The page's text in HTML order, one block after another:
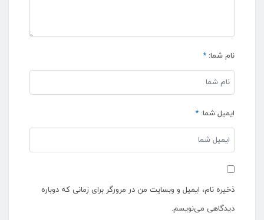
نام شما: *
ایمیل شما: *
ذخیره نام، ایمیل و وبسایت من در مرورگر برای زمانی که دوباره
دیدگاهی می‌نویسم.